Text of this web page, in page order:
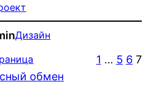
Дизайн
1 … 5 6 7
обмен